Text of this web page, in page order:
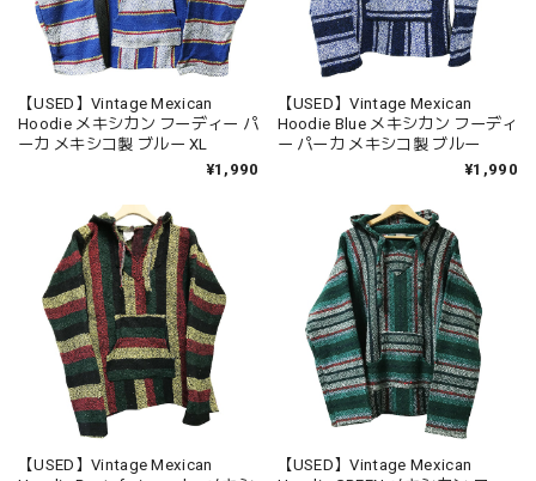
【USED】Vintage Mexican
Hoodie メキシカン フーディー パ
ーカ メキシコ製 ブルー XL
¥1,990
【USED】Vintage Mexican
Hoodie Blue メキシカン フーディ
ー パーカ メキシコ製 ブルー
¥1,990
【USED】Vintage Mexican
【USED】Vintage Mexican